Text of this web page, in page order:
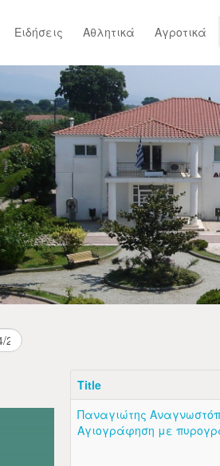
Ειδήσεις Αθλητικά Αγροτικά
Title
Παναγιώτης
Αγιογράφηση με